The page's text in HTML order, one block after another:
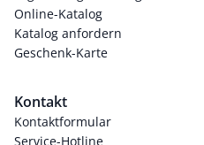
Online-Katalog
Katalog anfordern
Geschenk-Karte
Kontakt
Kontaktformular
Service-Hotline